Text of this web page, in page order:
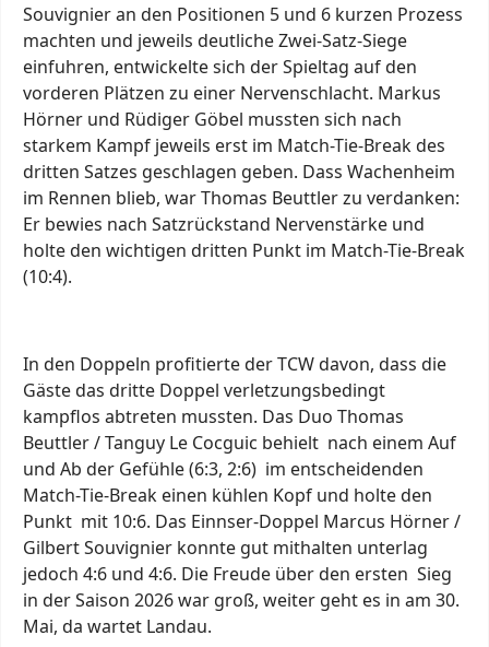
Souvignier an den Positionen 5 und 6 kurzen Prozess
machten und jeweils deutliche Zwei-Satz-Siege
einfuhren, entwickelte sich der Spieltag auf den
vorderen Plätzen zu einer Nervenschlacht. Markus
Hörner und Rüdiger Göbel mussten sich nach
starkem Kampf jeweils erst im Match-Tie-Break des
dritten Satzes geschlagen geben. Dass Wachenheim
im Rennen blieb, war Thomas Beuttler zu verdanken:
Er bewies nach Satzrückstand Nervenstärke und
holte den wichtigen dritten Punkt im Match-Tie-Break
(10:4).
In den Doppeln profitierte der TCW davon, dass die
Gäste das dritte Doppel verletzungsbedingt
kampflos abtreten mussten. Das Duo Thomas
Beuttler / Tanguy Le Cocguic behielt nach einem Auf
und Ab der Gefühle (6:3, 2:6) im entscheidenden
Match-Tie-Break einen kühlen Kopf und holte den
Punkt mit 10:6. Das Einnser-Doppel Marcus Hörner /
Gilbert Souvignier konnte gut mithalten unterlag
jedoch 4:6 und 4:6. Die Freude über den ersten Sieg
in der Saison 2026 war groß, weiter geht es in am 30.
Mai, da wartet Landau.